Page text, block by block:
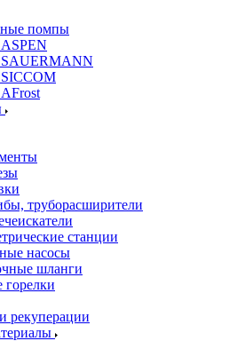
помпы
труборасширители
станции
насосы
шланги
горелки
рекуперации